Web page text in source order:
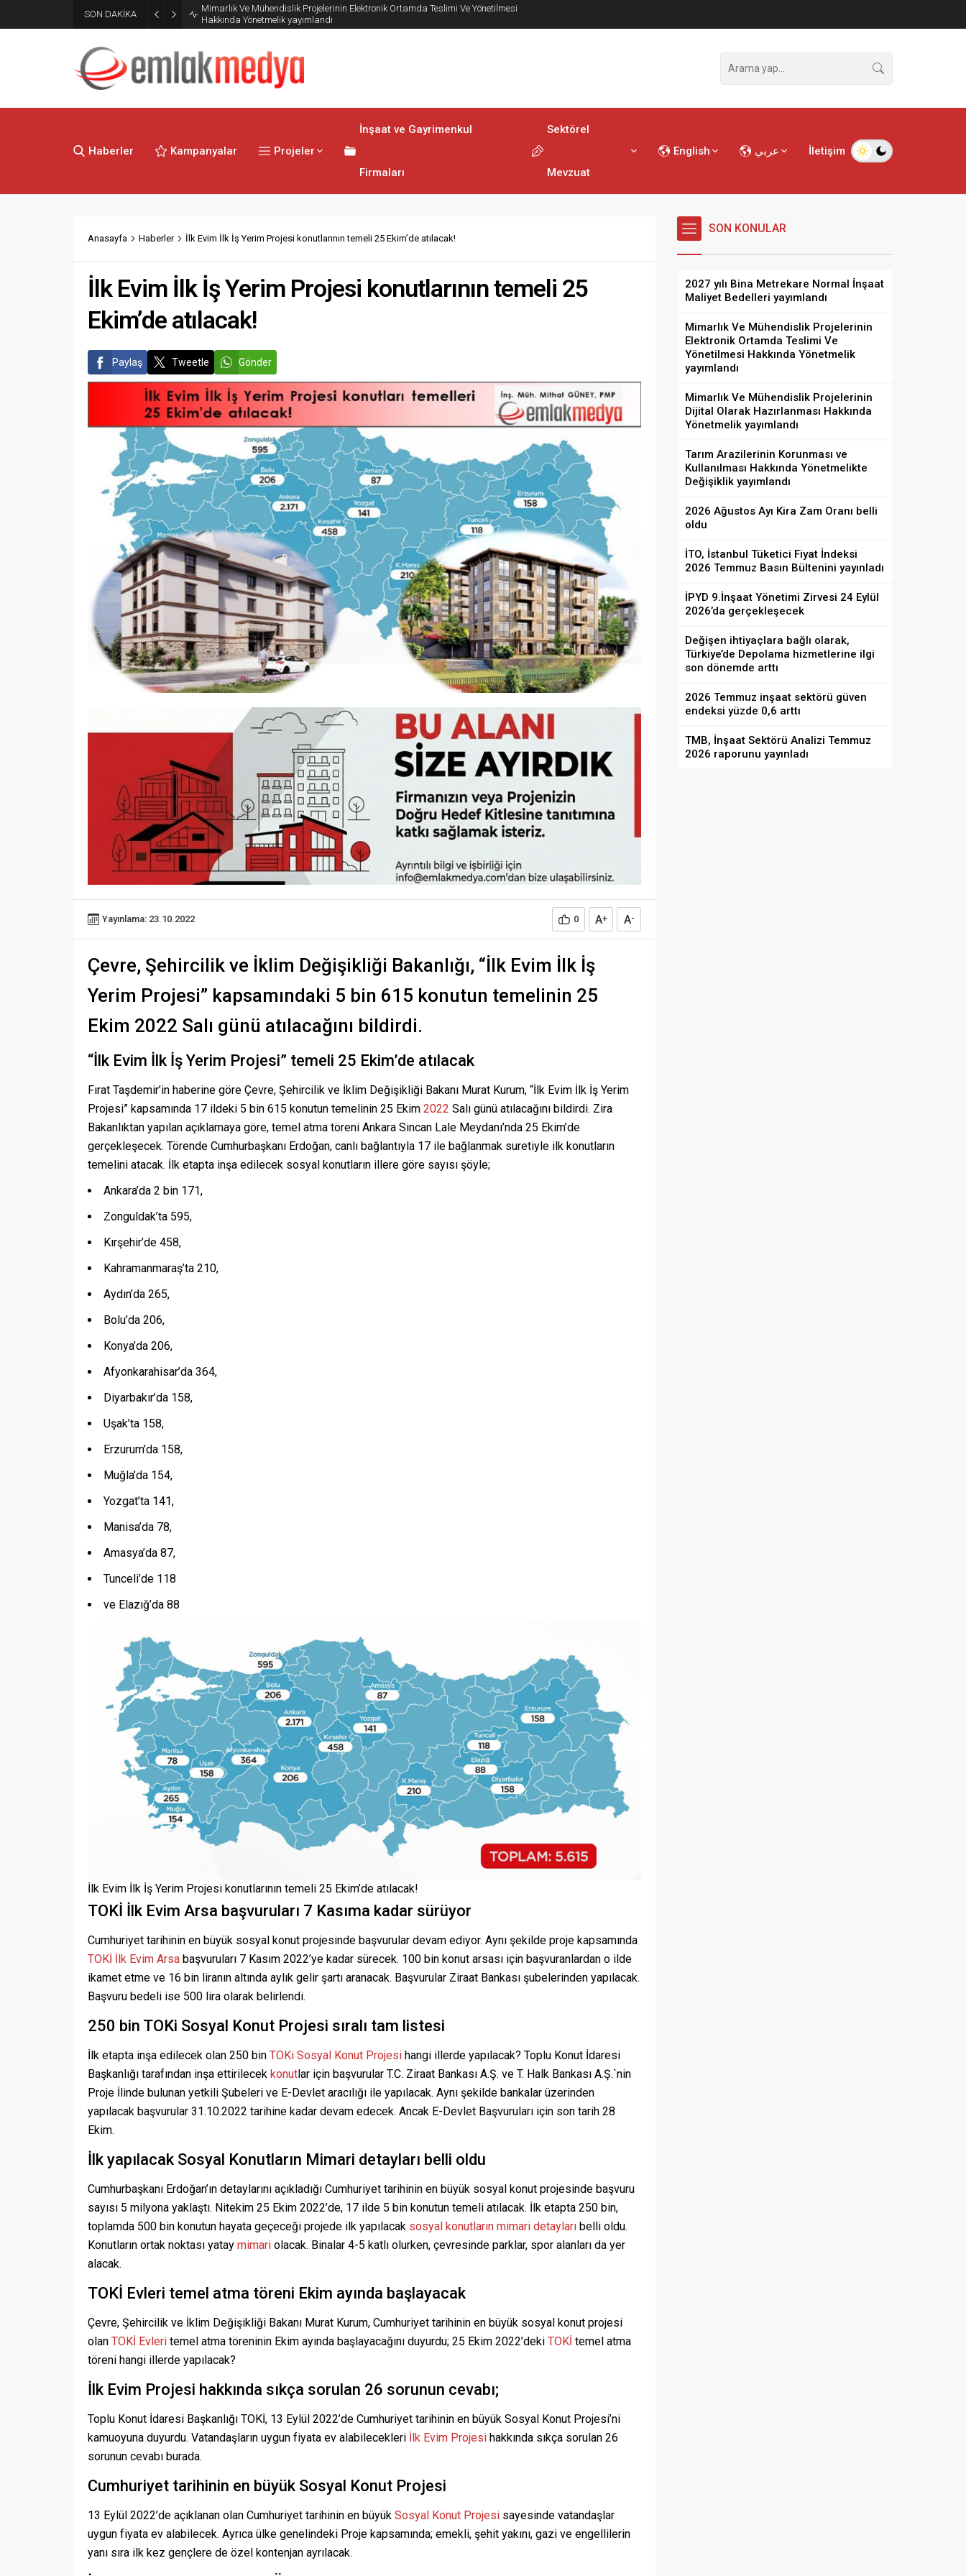
SON DAKİKA
Mimarlık Ve Mühendislik Projelerinin Elektronik Ortamda Teslimi Ve Yönetilmesi
Hakkında Yönetmelik yayımlandı
Haberler Kampanyalar Projeler
İnşaat ve Gayrimenkul
Firmaları
Sektörel
Mevzuat
English عربي İletişim
Anasayfa Haberler İlk Evim İlk İş Yerim Projesi konutlarının temeli 25 Ekim’de atılacak!
İlk Evim İlk İş Yerim Projesi konutlarının temeli 25
Ekim’de atılacak!
Paylaş Tweetle Gönder
Yayınlama: 23.10.2022 0 A+ A-
Çevre, Şehircilik ve İklim Değişikliği Bakanlığı, “İlk Evim İlk İş
Yerim Projesi” kapsamındaki 5 bin 615 konutun temelinin 25
Ekim 2022 Salı günü atılacağını bildirdi.
“İlk Evim İlk İş Yerim Projesi” temeli 25 Ekim’de atılacak
Fırat Taşdemir’in haberine göre Çevre, Şehircilik ve İklim Değişikliği Bakanı Murat Kurum, “İlk Evim İlk İş Yerim
Projesi” kapsamında 17 ildeki 5 bin 615 konutun temelinin 25 Ekim 2022 Salı günü atılacağını bildirdi. Zira
Bakanlıktan yapılan açıklamaya göre, temel atma töreni ​​​​​​​Ankara Sincan Lale Meydanı’nda 25 Ekim’de
gerçekleşecek. Törende Cumhurbaşkanı Erdoğan, canlı bağlantıyla 17 ile bağlanmak suretiyle ilk konutların
temelini atacak. İlk etapta inşa edilecek sosyal konutların illere göre sayısı şöyle;
Ankara’da 2 bin 171,
Zonguldak’ta 595,
Kırşehir’de 458,
Kahramanmaraş’ta 210,
Aydın’da 265,
Bolu’da 206,
Konya’da 206,
Afyonkarahisar’da 364,
Diyarbakır’da 158,
Uşak’ta 158,
Erzurum’da 158,
Muğla’da 154,
Yozgat’ta 141,
Manisa’da 78,
Amasya’da 87,
Tunceli’de 118
ve Elazığ’da 88
İlk Evim İlk İş Yerim Projesi konutlarının temeli 25 Ekim’de atılacak!
TOKİ İlk Evim Arsa başvuruları 7 Kasıma kadar sürüyor
Cumhuriyet tarihinin en büyük sosyal konut projesinde başvurular devam ediyor. Aynı şekilde proje kapsamında
TOKİ İlk Evim Arsa başvuruları 7 Kasım 2022’ye kadar sürecek. 100 bin konut arsası için başvuranlardan o ilde
ikamet etme ve 16 bin liranın altında aylık gelir şartı aranacak. Başvurular Ziraat Bankası şubelerinden yapılacak.
Başvuru bedeli ise 500 lira olarak belirlendi.
250 bin TOKi Sosyal Konut Projesi sıralı tam listesi
İlk etapta inşa edilecek olan 250 bin TOKi Sosyal Konut Projesi hangi illerde yapılacak? Toplu Konut İdaresi
Başkanlığı tarafından inşa ettirilecek konutlar için başvurular T.C. Ziraat Bankası A.Ş. ve T. Halk Bankası A.Ş.`nin
Proje İlinde bulunan yetkili Şubeleri ve E-Devlet aracılığı ile yapılacak. Aynı şekilde bankalar üzerinden
yapılacak başvurular 31.10.2022 tarihine kadar devam edecek. Ancak E-Devlet Başvuruları için son tarih 28
Ekim.
İlk yapılacak Sosyal Konutların Mimari detayları belli oldu
Cumhurbaşkanı Erdoğan’ın detaylarını açıkladığı Cumhuriyet tarihinin en büyük sosyal konut projesinde başvuru
sayısı 5 milyona yaklaştı. Nitekim 25 Ekim 2022’de, 17 ilde 5 bin konutun temeli atılacak. İlk etapta 250 bin,
toplamda 500 bin konutun hayata geçeceği projede ilk yapılacak sosyal konutların mimari detayları belli oldu.
Konutların ortak noktası yatay mimari olacak. Binalar 4-5 katlı olurken, çevresinde parklar, spor alanları da yer
alacak.
TOKİ Evleri temel atma töreni Ekim ayında başlayacak
Çevre, Şehircilik ve İklim Değişikliği Bakanı Murat Kurum, Cumhuriyet tarihinin en büyük sosyal konut projesi
olan TOKİ Evleri temel atma töreninin Ekim ayında başlayacağını duyurdu; 25 Ekim 2022’deki TOKİ temel atma
töreni hangi illerde yapılacak?
İlk Evim Projesi hakkında sıkça sorulan 26 sorunun cevabı;
Toplu Konut İdaresi Başkanlığı TOKİ, 13 Eylül 2022’de Cumhuriyet tarihinin en büyük Sosyal Konut Projesi’ni
kamuoyuna duyurdu. Vatandaşların uygun fiyata ev alabilecekleri İlk Evim Projesi hakkında sıkça sorulan 26
sorunun cevabı burada.
Cumhuriyet tarihinin en büyük Sosyal Konut Projesi
13 Eylül 2022’de açıklanan olan Cumhuriyet tarihinin en büyük Sosyal Konut Projesi sayesinde vatandaşlar
uygun fiyata ev alabilecek. Ayrıca ülke genelindeki Proje kapsamında; emekli, şehit yakını, gazi ve engellilerin
yanı sıra ilk kez gençlere de özel kontenjan ayrılacak.
SON KONULAR
2027 yılı Bina Metrekare Normal İnşaat
Maliyet Bedelleri yayımlandı
Mimarlık Ve Mühendislik Projelerinin
Elektronik Ortamda Teslimi Ve
Yönetilmesi Hakkında Yönetmelik
yayımlandı
Mimarlık Ve Mühendislik Projelerinin
Dijital Olarak Hazırlanması Hakkında
Yönetmelik yayımlandı
Tarım Arazilerinin Korunması ve
Kullanılması Hakkında Yönetmelikte
Değişiklik yayımlandı
2026 Ağustos Ayı Kira Zam Oranı belli
oldu
İTO, İstanbul Tüketici Fiyat İndeksi
2026 Temmuz Basın Bültenini yayınladı
İPYD 9.İnşaat Yönetimi Zirvesi 24 Eylül
2026’da gerçekleşecek
Değişen ihtiyaçlara bağlı olarak,
Türkiye’de Depolama hizmetlerine ilgi
son dönemde arttı
2026 Temmuz inşaat sektörü güven
endeksi yüzde 0,6 arttı
TMB, İnşaat Sektörü Analizi Temmuz
2026 raporunu yayınladı